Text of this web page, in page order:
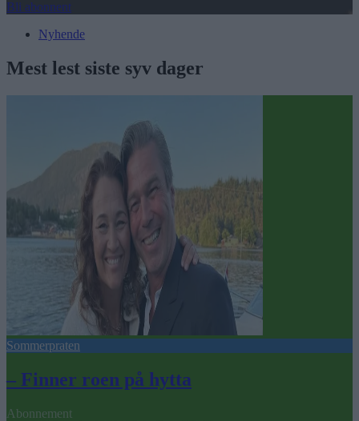
Bli abonnent
Nyhende
Mest lest siste syv dager
Sommerpraten
– Finner roen på hytta
Abonnement